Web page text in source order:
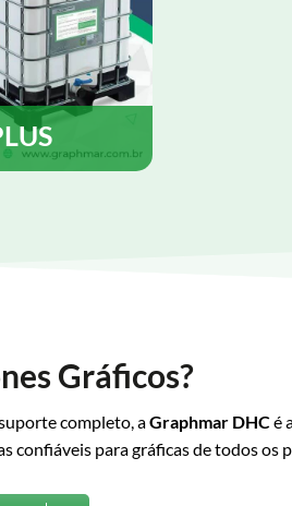
em cold-set.
Gráficos?
completo, aGraphmar DHCé
confiáveis para gráficas de todos os